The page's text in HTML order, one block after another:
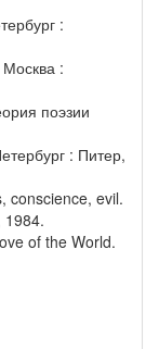
:
Москва :
поэзии
: Питер,
conscience, evil.
1984.
of the World.